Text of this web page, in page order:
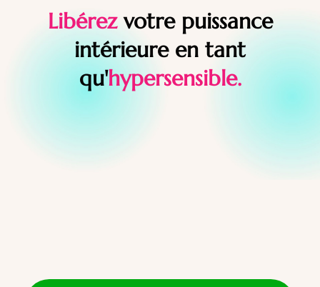
Libérezvotre puissance
intérieure en tant
qu'hypersensible.